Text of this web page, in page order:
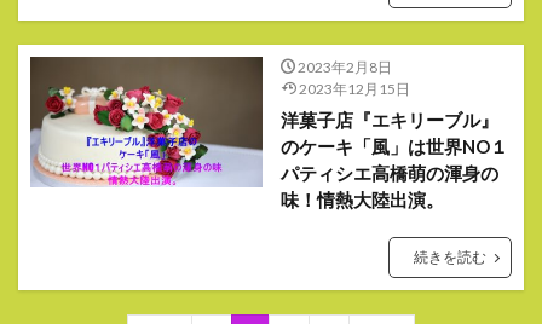
2023年2月8日
2023年12月15日
洋菓子店『エキリーブル』
のケーキ「風」は世界NO１
パティシエ高橋萌の渾身の
味！情熱大陸出演。
続きを読む